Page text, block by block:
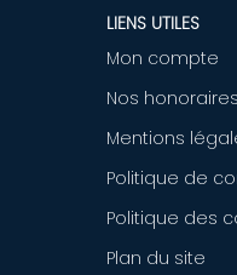
LIENS UTILES
Mon compte
Nos honoraires
Mentions
Politique de
Politique des
Plan du site